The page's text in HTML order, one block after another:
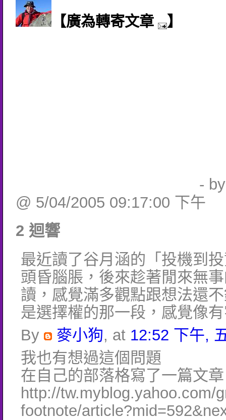
【廣為轉寄文章 】
-
@ 5/04/2005 09:17:00 下午
2 迴響
最近讀了谷月涵的「投機到
頭昏腦脹，後來趁著閒來無
讀，感覺滿多觀點跟想法還
是選擇權的那一段，感覺像
By
麥小狗, at 12:52 下午,
我也有想過這個問題
在自己的部落格寫了一篇文章
http://tw.myblog.yahoo.com/
footnote/